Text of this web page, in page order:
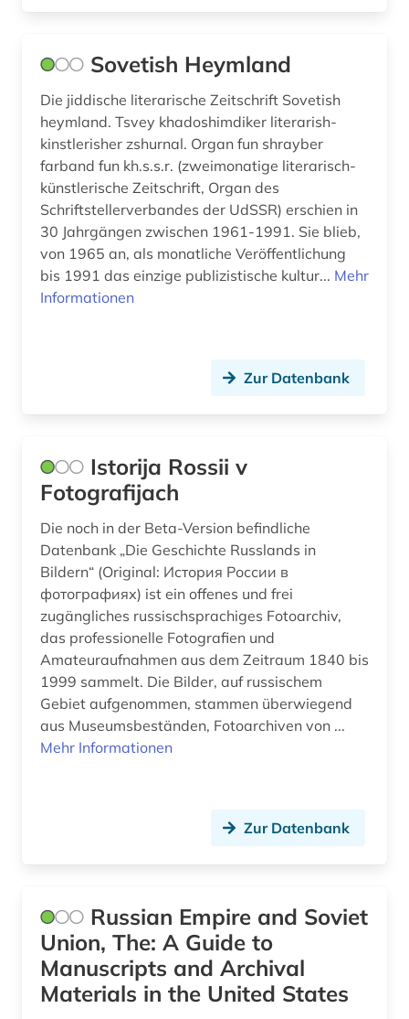
theater (1)
totalitarismus (1)
tschernobyl (2)
turkologie (1)
turksprachen (1)
udssr (1)
ukraine (6)
volk (1)
weißrussland (1)
wirtschaft (2)
wissenschaftsgeschichte (1)
wochenzeitschrift (1)
zeitgeschichte &lt;fach&gt; (1)
zweiter weltkrieg (4)
Sovetish Heymland
Die jiddische literarische Zeitschrift Sovetish
heymland. Tsvey khadoshimdiker literarish-
kinstlerisher zshurnal. Organ fun shrayber
farband fun kh.s.s.r. (zweimonatige literarisch-
künstlerische Zeitschrift, Organ des
Schriftstellerverbandes der UdSSR) erschien in
30 Jahrgängen zwischen 1961-1991. Sie blieb,
von 1965 an, als monatliche Veröffentlichung
bis 1991 das einzige publizistische kultur... Mehr
Informationen
Zur Datenbank
Istorija Rossii v
Fotografijach
Die noch in der Beta-Version befindliche
Datenbank „Die Geschichte Russlands in
Bildern“ (Original: История России в
фотографиях) ist ein offenes und frei
zugängliches russischsprachiges Fotoarchiv,
das professionelle Fotografien und
Amateuraufnahmen aus dem Zeitraum 1840 bis
1999 sammelt. Die Bilder, auf russischem
Gebiet aufgenommen, stammen überwiegend
aus Museumsbeständen, Fotoarchiven von ...
Mehr Informationen
Zur Datenbank
Russian Empire and Soviet
Union, The: A Guide to
Manuscripts and Archival
Materials in the United States